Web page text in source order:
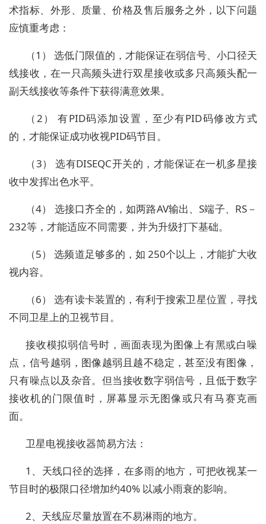
术指标、外形、质量、价格及售后服务之外，以下问题
应慎重考虑：
（1） 选低门限值的，才能保证在弱信号、小口径天
线接收，在一只高频头进行双星接收或多只高频头配一
副天线接收等条件下获得满意效果。
（2） 有PID码添加设置，至少有PID码修改方式
的，才能保证成功收视PID码节目。
（3） 选有DISEQC开关的，才能保证在一机多星接
收中发挥出色水平。
（4） 选接口齐全的，如两路AV输出、S端子、RS－
232等，才能适应不同需要，并为升级打下基础。
（5） 选频道足够多的，如 250个以上，才能扩大收
视内容。
（6） 选有读卡装置的，有利于搜索卫星位置，寻找
不同卫星上的卫视节目。
接收模拟弱信号时，画面表现为图像上有黑或白噪
点，信号越弱，图像越弱且越不稳定，甚至没有图像，
只有噪点以及杂音。但当接收数字弱信号，且低于数字
接收机的门限值时，屏幕显示无图像或只有马赛克画
面。
卫星电视接收器简易方法：
1、天线口径的选择，在多雨的地方，可把收视某一
节目时的极限口径增加约40% 以减小雨衰的影响。
2、天线应尽量放置在不易淋雨的地方。